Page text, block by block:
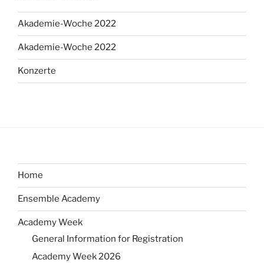
Akademie-Woche 2022
Akademie-Woche 2022
Konzerte
Home
Ensemble Academy
Academy Week
General Information for Registration
Academy Week 2026